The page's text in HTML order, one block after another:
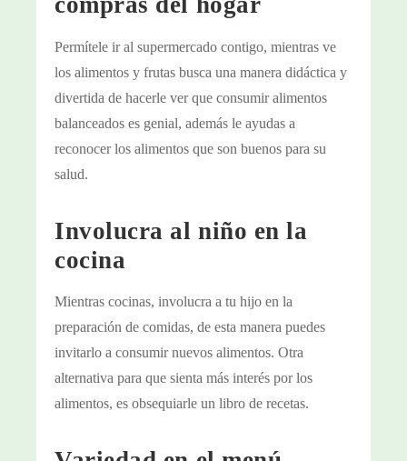
Permítele ir al supermercado contigo, mientras ve
los alimentos y frutas busca una manera didáctica y
divertida de hacerle ver que consumir alimentos
balanceados es genial, además le ayudas a
reconocer los alimentos que son buenos para su
salud.
Involucra al niño en la
cocina
Mientras cocinas, involucra a tu hijo en la
preparación de comidas, de esta manera puedes
invitarlo a consumir nuevos alimentos. Otra
alternativa para que sienta más interés por los
alimentos, es obsequiarle un libro de recetas.